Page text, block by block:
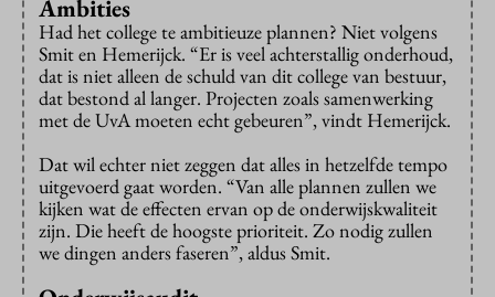
Ambities
Had het college te ambitieuze plannen? Niet volgens
Smit en Hemerijck. “Er is veel achterstallig onderhoud,
dat is niet alleen de schuld van dit college van bestuur,
dat bestond al langer. Projecten zoals samenwerking
met de UvA moeten echt gebeuren”, vindt Hemerijck.
Dat wil echter niet zeggen dat alles in hetzelfde tempo
uitgevoerd gaat worden. “Van alle plannen zullen we
kijken wat de effecten ervan op de onderwijskwaliteit
zijn. Die heeft de hoogste prioriteit. Zo nodig zullen
we dingen anders faseren”, aldus Smit.